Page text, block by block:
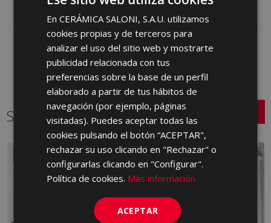
Series relacionadas
SPANISH
ENGLISH
GERMAN
En CERÁMICA SALONI, S.A.U. utilizamos
cookies propias y de terceros para
analizar el uso del sitio web y mostrarte
publicidad relacionada con tus
preferencias sobre la base de un perfil
elaborado a partir de tus hábitos de
navegación (por ejemplo, páginas
visitadas). Puedes aceptar todas las
cookies pulsando el botón “ACEPTAR",
rechazar su uso clicando en "Rechazar" o
configurarlas clicando en "Configurar".
Política de cookies. Más información
ACEPTAR